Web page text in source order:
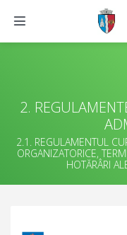
2.
2.1. REGULAMENTUL
ORGANIZATORICE,
HOTĂRÂRI